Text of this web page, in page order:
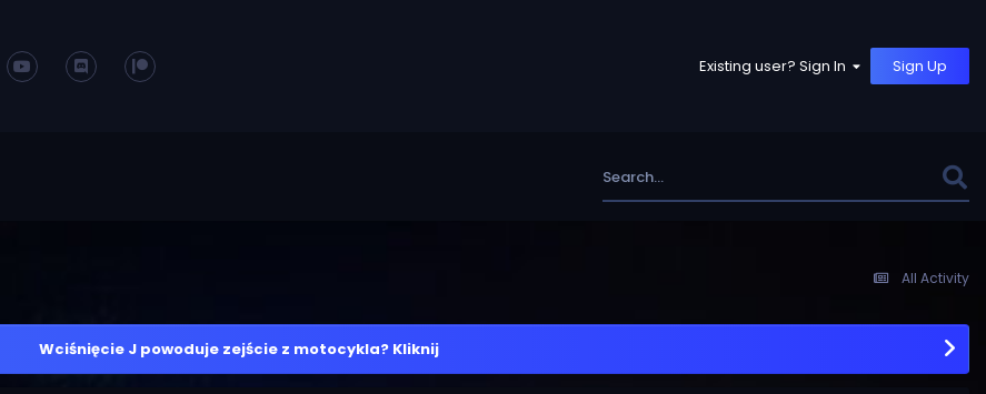
Existing user? Sign In Sign Up
All Activity
Wciśnięcie J powoduje zejście z motocykla? Kliknij